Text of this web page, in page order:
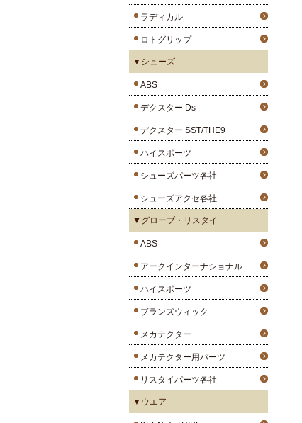
ラディカル
ロトグリップ
▼シューズ
ABS
デクスター Ds
デクスター SST/THE9
ハイスポーツ
シューズパーツ各社
シューズアクセ各社
▼グローブ・リスタイ
ABS
アークインターナショナル
ハイスポーツ
ブランズウィック
メカテクター
メカテクター用パーツ
リスタイパーツ各社
▼ウエア